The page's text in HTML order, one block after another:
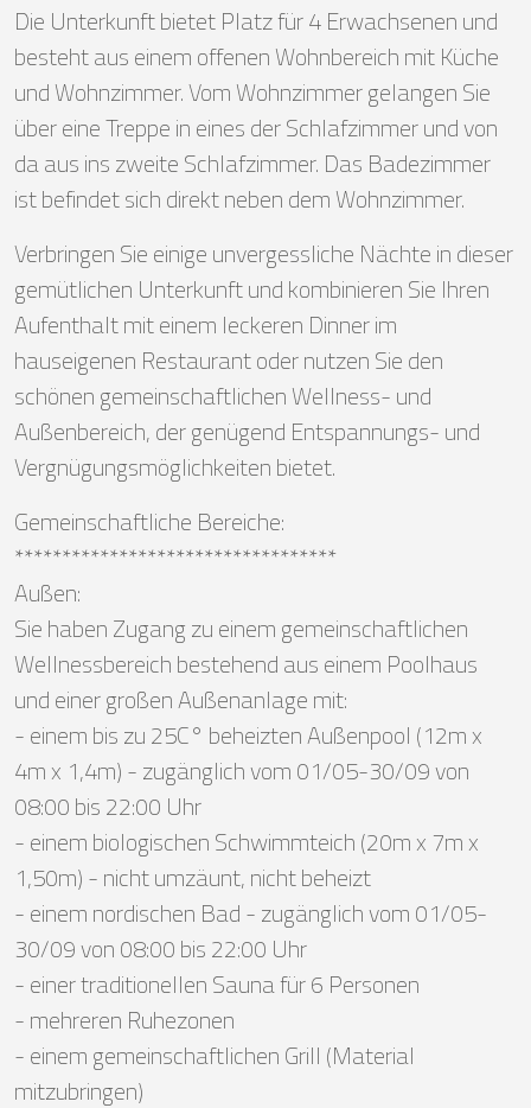
Die Unterkunft bietet Platz für 4 Erwachsenen und
besteht aus einem offenen Wohnbereich mit Küche
und Wohnzimmer. Vom Wohnzimmer gelangen Sie
über eine Treppe in eines der Schlafzimmer und von
da aus ins zweite Schlafzimmer. Das Badezimmer
ist befindet sich direkt neben dem Wohnzimmer.
Verbringen Sie einige unvergessliche Nächte in dieser
gemütlichen Unterkunft und kombinieren Sie Ihren
Aufenthalt mit einem leckeren Dinner im
hauseigenen Restaurant oder nutzen Sie den
schönen gemeinschaftlichen Wellness- und
Außenbereich, der genügend Entspannungs- und
Vergnügungsmöglichkeiten bietet.
Gemeinschaftliche Bereiche:
**********************************
Außen:
Sie haben Zugang zu einem gemeinschaftlichen
Wellnessbereich bestehend aus einem Poolhaus
und einer großen Außenanlage mit:
- einem bis zu 25C° beheizten Außenpool (12m x
4m x 1,4m) - zugänglich vom 01/05-30/09 von
08:00 bis 22:00 Uhr
- einem biologischen Schwimmteich (20m x 7m x
1,50m) - nicht umzäunt, nicht beheizt
- einem nordischen Bad - zugänglich vom 01/05-
30/09 von 08:00 bis 22:00 Uhr
- einer traditionellen Sauna für 6 Personen
- mehreren Ruhezonen
- einem gemeinschaftlichen Grill (Material
mitzubringen)